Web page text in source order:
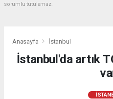
sorumlu tutulamaz.
Anasayfa İstanbul
İstanbul'da artık